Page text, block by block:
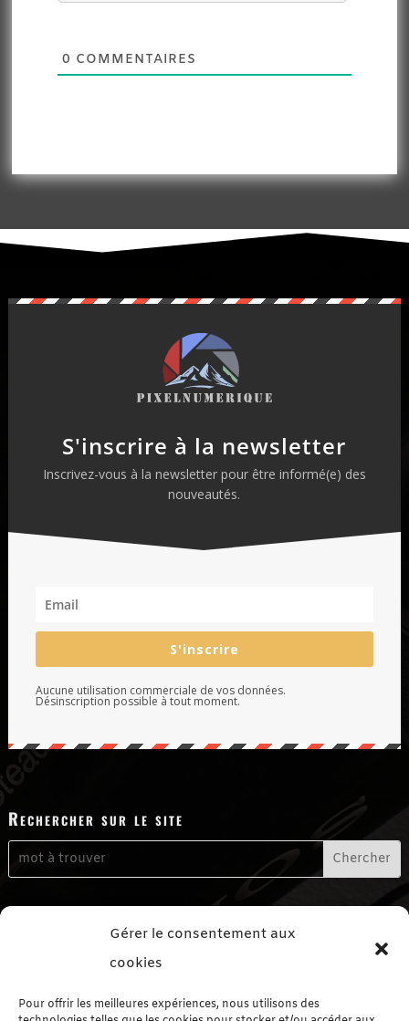
Gérer le consentement aux
cookies
Pour offrir les meilleures expériences, nous utilisons des
0 COMMENTAIRES
S'inscrire à la newsletter
Inscrivez-vous à la newsletter pour être informé(e) des
nouveautés.
S'inscrire
Aucune utilisation commerciale de vos données.
Désinscription possible à tout moment.
Rechercher sur le site
Me suivre sur les réseaux sociaux